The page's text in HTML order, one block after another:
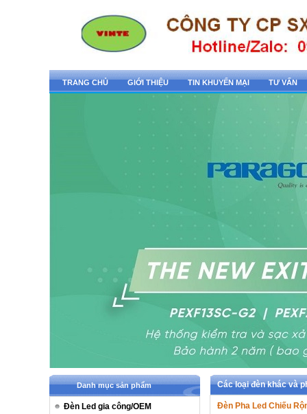
TRANG CHỦ GIỚI THIỆU TIN KHUYẾN MẠI TƯ VẤN
Danh mục sản phẩm
Đèn Led gia công/OEM
Các loại đèn khác và
Đèn Pha Led Chiếu